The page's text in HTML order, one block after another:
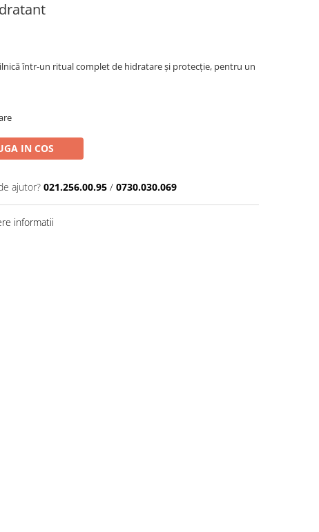
într-un ritual complet de hidratare și protecție, pentru un
IN COS
ajutor? 021.256.00.95 / 0730.030.069
informatii